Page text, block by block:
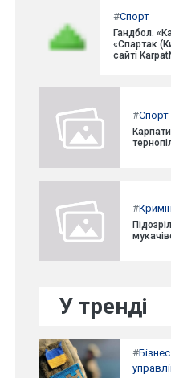
#Спорт
Гандбол.
«Спартак
сайті
#Спорт
#
У тренді
#Бізнес